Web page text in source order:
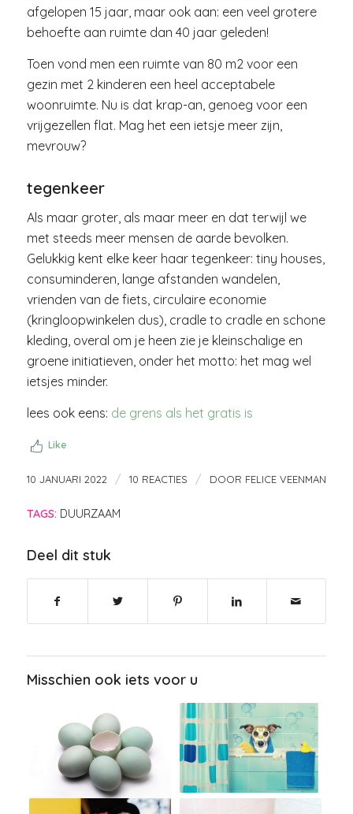
afgelopen 15 jaar, maar ook aan: een veel grotere
behoefte aan ruimte dan 40 jaar geleden!
Toen vond men een ruimte van 80 m2 voor een
gezin met 2 kinderen een heel acceptabele
woonruimte. Nu is dat krap-an, genoeg voor een
vrijgezellen flat. Mag het een ietsje meer zijn,
mevrouw?
tegenkeer
Als maar groter, als maar meer en dat terwijl we
met steeds meer mensen de aarde bevolken.
Gelukkig kent elke keer haar tegenkeer: tiny houses,
consuminderen, lange afstanden wandelen,
vrienden van de fiets, circulaire economie
(kringloopwinkelen dus), cradle to cradle en schone
kleding, overal om je heen zie je kleinschalige en
groene initiatieven, onder het motto: het mag wel
ietsjes minder.
lees ook eens: de grens als het gratis is
Like
10 JANUARI 2022 / 10 REACTIES / DOOR FELICE VEENMAN
TAGS: DUURZAAM
Deel dit stuk
Misschien ook iets voor u